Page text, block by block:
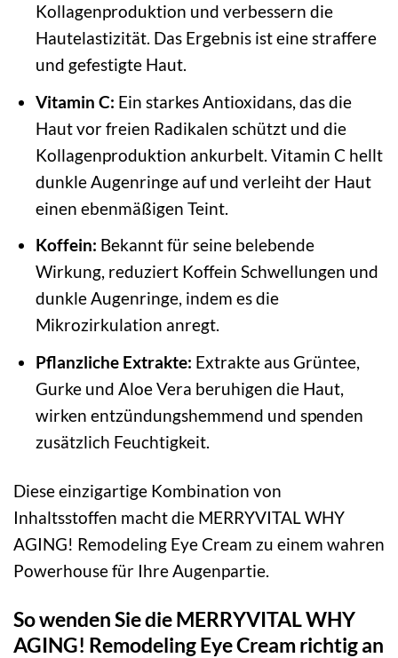
Kollagenproduktion und verbessern die
Hautelastizität. Das Ergebnis ist eine straffere
und gefestigte Haut.
Vitamin C: Ein starkes Antioxidans, das die
Haut vor freien Radikalen schützt und die
Kollagenproduktion ankurbelt. Vitamin C hellt
dunkle Augenringe auf und verleiht der Haut
einen ebenmäßigen Teint.
Koffein: Bekannt für seine belebende
Wirkung, reduziert Koffein Schwellungen und
dunkle Augenringe, indem es die
Mikrozirkulation anregt.
Pflanzliche Extrakte: Extrakte aus Grüntee,
Gurke und Aloe Vera beruhigen die Haut,
wirken entzündungshemmend und spenden
zusätzlich Feuchtigkeit.
Diese einzigartige Kombination von
Inhaltsstoffen macht die MERRYVITAL WHY
AGING! Remodeling Eye Cream zu einem wahren
Powerhouse für Ihre Augenpartie.
So wenden Sie die MERRYVITAL WHY
AGING! Remodeling Eye Cream richtig an